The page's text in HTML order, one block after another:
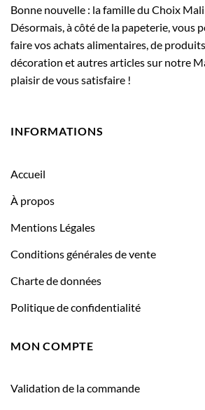
Bonne nouvelle : la famille du Choix
Désormais, à côté de la papeterie, vous
faire vos achats alimentaires, de produits
décoration et autres articles sur notre
plaisir de vous satisfaire !
INFORMATIONS
Accueil
À propos
Mentions Légales
Conditions générales de vente
Charte de données
Politique de confidentialité
MON COMPTE
Validation de la commande